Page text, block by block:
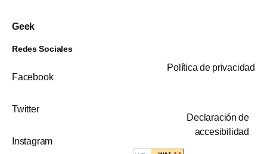
Geek
Redes Sociales
Facebook
Twitter
Instagram
Política de privacidad
Declaración de
accesibilidad